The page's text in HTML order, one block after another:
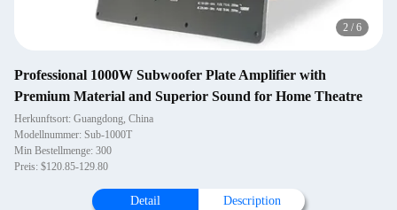
2 / 6
Professional 1000W Subwoofer Plate Amplifier with
Premium Material and Superior Sound for Home Theatre
Herkunftsort: Guangdong, China
Modellnummer: Sub-1000T
Min Bestellmenge: 300
Preis: $120.85-129.80
Detail Description